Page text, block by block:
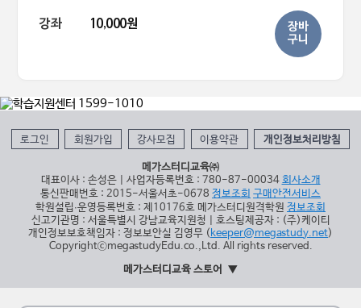
강좌 10,000원
장바
구니
로그인 회원가입 강사모집 이용약관 개인정보처리방침
메가스터디교육㈜
대표이사 : 손성은 | 사업자등록번호 : 780-87-00034 회사소개
통신판매번호 : 2015-서울서초-0678 정보조회 구매안전서비스
학원설립∙운영등록번호 : 제10176호 메가스터디원격학원 정보조회
신고기관명 : 서울특별시 강남교육지원청 | 호스팅제공자 : (주)케이티
개인정보보호책임자 : 정보보안실 김영무 ( keeper@megastudy.net)
CopyrightⓒmegastudyEdu.co.,Ltd. All rights reserved.
메가스터디교육 스토어